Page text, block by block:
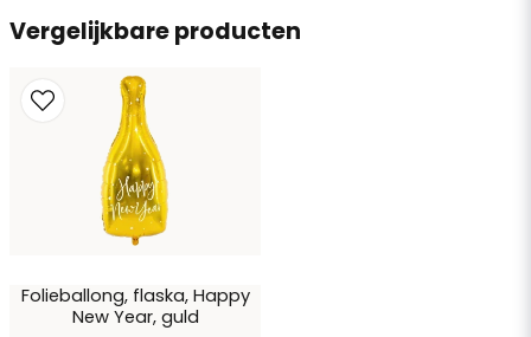
email
E-mailadres
Ja, u mag mijn vraag publiceren
Vergelijkbare producten
Folieballong, flaska, Happy
New Year, guld